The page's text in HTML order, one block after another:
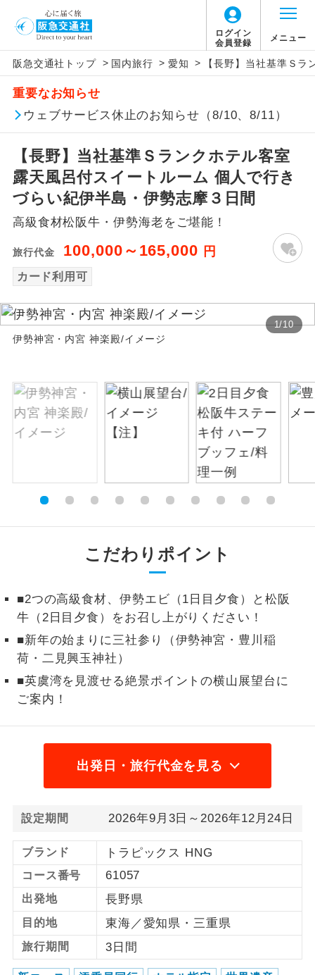
ログイン
会員登録
メニュー
阪急交通社トップ > 国内旅行 > 愛知 > 【長野】当社基準Ｓ
重要なお知らせ
ウェブサービス休止のお知らせ（8/10、8/11）
【長野】当社基準Ｓランクホテル客室
露天風呂付スイートルーム 個人で行き
づらい紀伊半島・伊勢志摩３日間
高級食材松阪牛・伊勢海老をご堪能！
旅行代金 100,000～165,000 円
カード利用可
1/10
伊勢神宮・内宮 神楽殿/イメージ
こだわりポイント
■2つの高級食材、伊勢エビ（1日目夕食）と松阪
牛（2日目夕食）をお召し上がりください！
■新年の始まりに三社参り（伊勢神宮・豊川稲
荷・二見興玉神社）
■英虞湾を見渡せる絶景ポイントの横山展望台に
ご案内！
出発日・旅行代金を見る
設定期間 2026年9月3日～2026年12月24日
ブランド トラピックス HNG
コース番号 61057
出発地 長野県
目的地 東海／愛知県・三重県
旅行期間 3日間
アイコン 説明
添乗員同行
往路出発空港（駅）から復路到着空港
（駅）まで同行します。
現地添乗員同
行
現地到着空港（駅）から最終日出発空港
（駅）まで添乗員が同行します。
バスガイド乗
務
バスガイドが乗務し、車内での観光案内
があります。
新コース 初登場のコースです。
然遺産を訪ねるコースです。
絶景 絶景スポットに立ち寄るコースです。
温泉 温泉地にも宿泊するコースです。
露天風呂
ご宿泊ホテルに露天風呂が付いていま
す。
ご宿泊ホテルに大浴場が付いています。
全てのお食事が付いていますので、お食
く）
お部屋にてゆっくりとお召し上がりいた
だけます。
トラベルイヤ
ホン
周りの音を気にせず、ガイドさんの説明
をじっくり聞くことができます。
1名様催行
1名様から出発可能な個人型プランで
2名様催行
おひとり様参
おひとり様限定でご参加いただけるコー
スです。
コースです。
ご夫婦限定
ご夫婦限定でご参加いただけるコースで
す。
女性限定
女性限定でご参加いただけるコースで
す。
年齢制限あり
ご参加にあたり年齢に制限があるコース
です。